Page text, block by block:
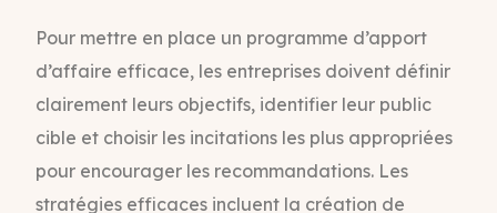
Pour mettre en place un programme d’apport
d’affaire efficace, les entreprises doivent définir
clairement leurs objectifs, identifier leur public
cible et choisir les incitations les plus appropriées
pour encourager les recommandations. Les
stratégies efficaces incluent la création de